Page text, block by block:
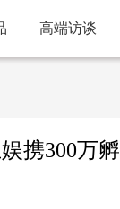
高端访谈
携300万